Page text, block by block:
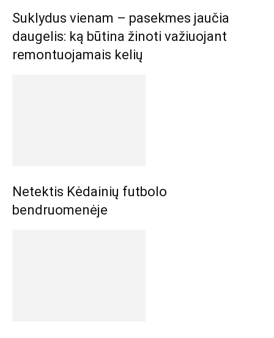
Suklydus vienam – pasekmes jaučia
daugelis: ką būtina žinoti važiuojant
remontuojamais kelių
Netektis Kėdainių futbolo
bendruomenėje